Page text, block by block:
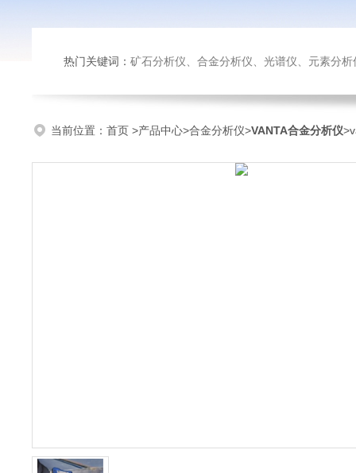
热门关键词： 矿石分析仪、合金分析仪、光谱仪、元素分析
当前位置： 首页 >产品中心>合金分析仪>VANTA合金分析仪